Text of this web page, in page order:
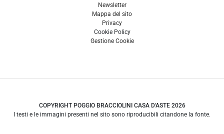
Newsletter
Mappa del sito
Privacy
Cookie Policy
Gestione Cookie
COPYRIGHT POGGIO BRACCIOLINI CASA D'ASTE 2026
I testi e le immagini presenti nel sito sono riproducibili citandone la fonte.